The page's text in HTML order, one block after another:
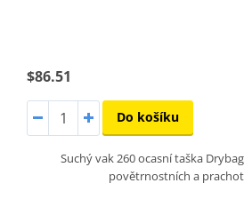
$86.51
Do košíku
Suchý vak 260 ocasní taška
povětrnostních a